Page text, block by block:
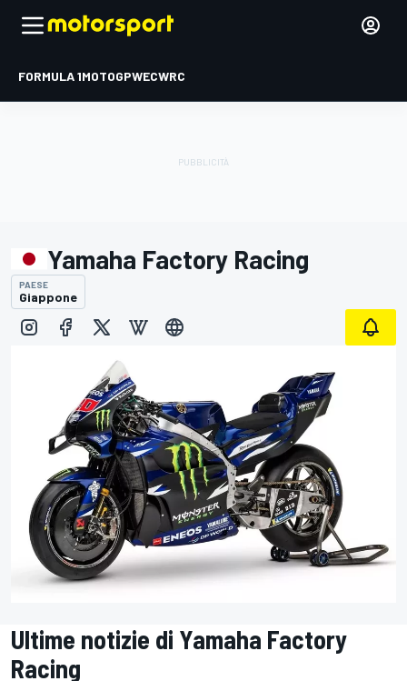
FORMULA 1MOTOGPWECWRC
Yamaha Factory Racing
PAESE
Giappone
Ultime notizie di Yamaha Factory
Racing